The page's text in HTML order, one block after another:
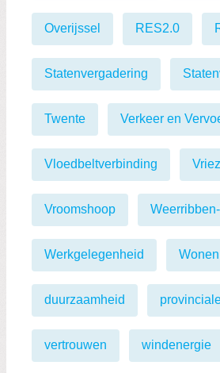
Overijssel RES2.0
Statenvergadering
Twente Verkeer en
Vloedbeltverbinding
Vroomshoop
Werkgelegenheid Wonen
duurzaamheid
vertrouwen windenergie